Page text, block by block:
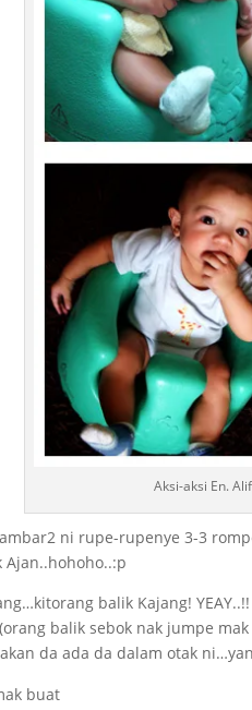
Aksi-aksi En.
ni rupe-rupenye 3-3
Ajan..hohoho..:p
balik Kajang!
balik sebok nak jumpe
da ada da dalam otak
buat